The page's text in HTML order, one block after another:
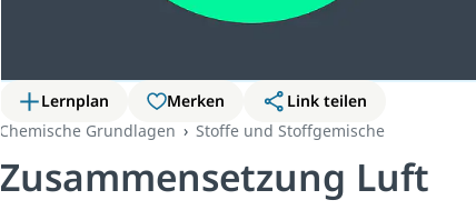
Lernplan Merken
Link teilen
Chemische Grundlagen
Stoffe und Stoffgemische
Zusammensetzung Luft